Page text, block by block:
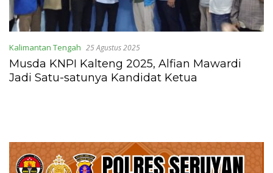
Kalimantan Tengah 25 Agustus 2025
Musda KNPI Kalteng 2025, Alfian Mawardi
Jadi Satu-satunya Kandidat Ketua